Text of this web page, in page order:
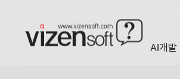
AI개발